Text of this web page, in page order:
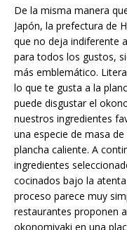
De la misma manera
Japón, la prefectura de
que no deja indiferente
para todos los gustos,
más emblemático.
lo que te gusta a la
puede disgustar el
nuestros ingredientes
una especie de masa
plancha caliente. A
ingredientes
cocinados bajo la
proceso parece muy
restaurantes proponen
okonomiyaki en una